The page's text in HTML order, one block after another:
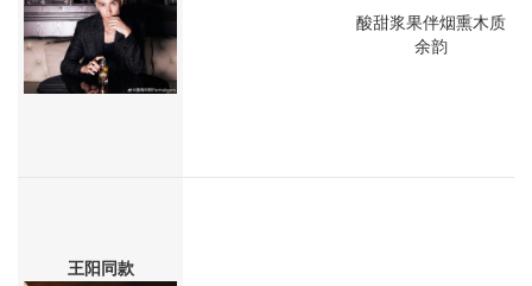
酸甜浆果伴烟熏木质
余韵
王阳同款